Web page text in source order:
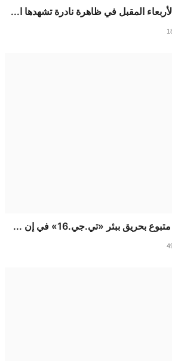
في ظاهرة نادرة تشهدها ا...
ببئر «تي.جي.16» في إن ...